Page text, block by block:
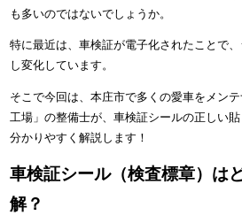
も多いのではないでしょうか。
特に最近は、車検証が電子化されたことで
し変化しています。
そこで今回は、本庄市で多くの愛車をメン
工場」の整備士が、車検証シールの正しい
分かりやすく解説します！
車検証シール（検査標章）は
解？